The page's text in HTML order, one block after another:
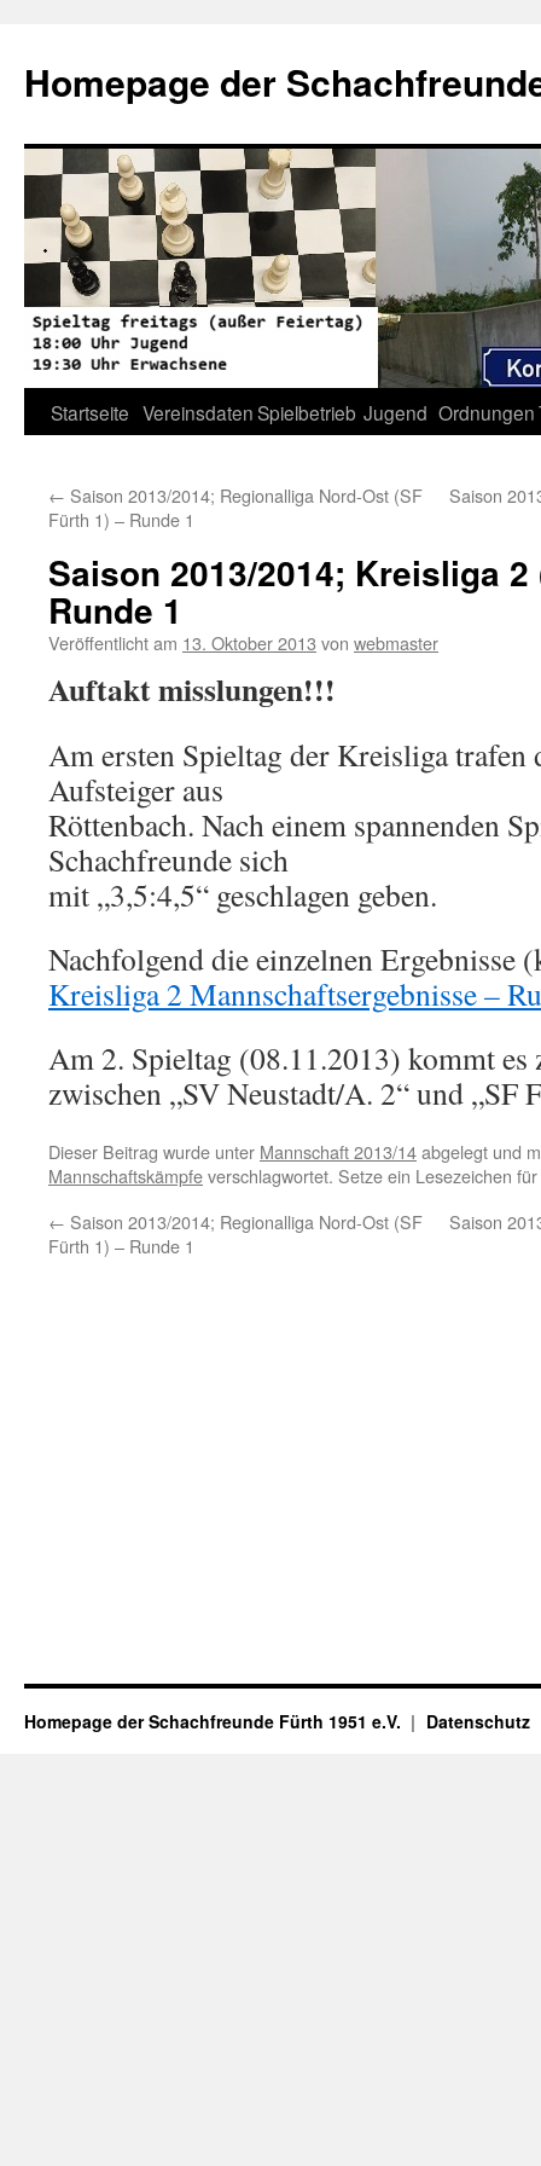
springen
Homepage der
Startseite VereinsdatenSpielbetrieb Jugend Ordnungen
← Saison 2013/2014; Regionalliga Nord-Ost (SF
Fürth 1) – Runde 1
Saison
Saison 2013/2014; Kreisliga 2
Runde 1
Veröffentlicht am 13. Oktober 2013 von webmaster
Auftakt misslungen!!!
Am ersten Spieltag der Kreisliga trafen
Aufsteiger aus
Röttenbach. Nach einem spannenden
Schachfreunde sich
mit „3,5:4,5“ geschlagen geben.
Nachfolgend die einzelnen Ergebnisse
Kreisliga 2 Mannschaftsergebnisse –
Am 2. Spieltag (08.11.2013) kommt es
zwischen „SV Neustadt/A. 2“ und „SF
Dieser Beitrag wurde unter Mannschaft 2013/14abgelegt und
Mannschaftskämpfeverschlagwortet. Setze ein Lesezeichen
← Saison 2013/2014; Regionalliga Nord-Ost (SF
Fürth 1) – Runde 1
Saison
Homepage der Schachfreunde Fürth 1951 e.V. Datenschutz